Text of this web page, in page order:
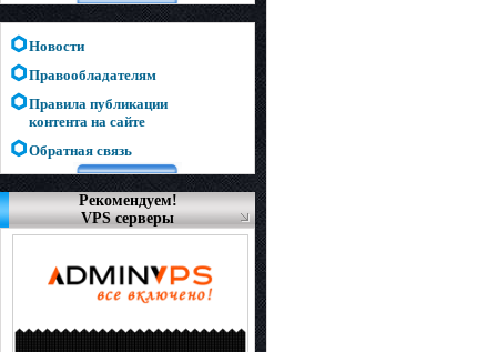
Новости
Правообладателям
Правила публикации
контента на сайте
Обратная связь
Рекомендуем!
VPS серверы